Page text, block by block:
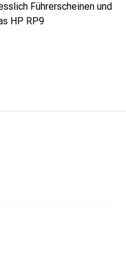
Führerscheinen und
HP RP9